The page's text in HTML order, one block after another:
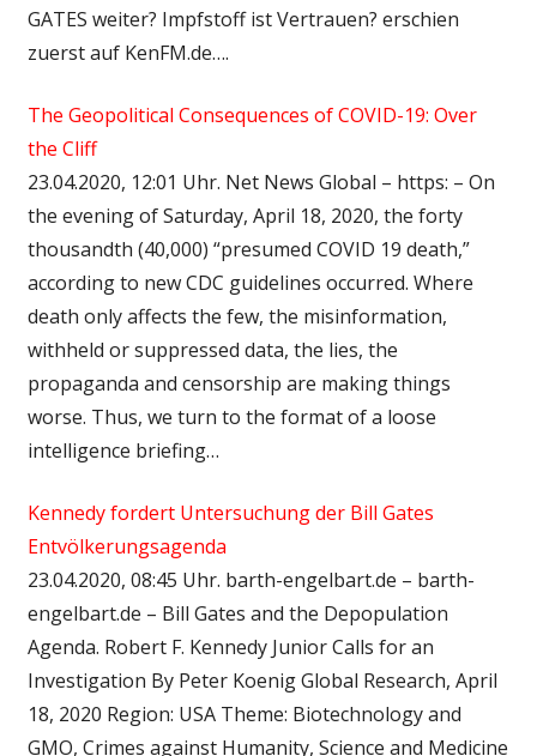
GATES weiter? Impfstoff ist Vertrauen? erschien
zuerst auf KenFM.de….
The Geopolitical Consequences of COVID-19: Over
the Cliff
23.04.2020, 12:01 Uhr. Net News Global – https: – On
the evening of Saturday, April 18, 2020, the forty
thousandth (40,000) “presumed COVID 19 death,”
according to new CDC guidelines occurred. Where
death only affects the few, the misinformation,
withheld or suppressed data, the lies, the
propaganda and censorship are making things
worse. Thus, we turn to the format of a loose
intelligence briefing…
Kennedy fordert Untersuchung der Bill Gates
Entvölkerungsagenda
23.04.2020, 08:45 Uhr. barth-engelbart.de – barth-
engelbart.de – Bill Gates and the Depopulation
Agenda. Robert F. Kennedy Junior Calls for an
Investigation By Peter Koenig Global Research, April
18, 2020 Region: USA Theme: Biotechnology and
GMO, Crimes against Humanity, Science and Medicine